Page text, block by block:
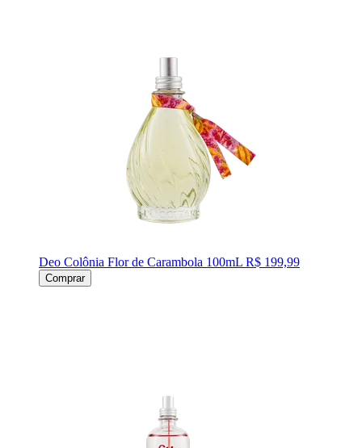
Deo Colônia Flor de Carambola 100mL R$ 199,99
Comprar